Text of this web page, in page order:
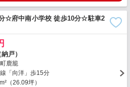
☆府中南小学校 徒歩10分☆駐車2
戸）
鹿籠
「向洋」歩15分
（26.09坪）